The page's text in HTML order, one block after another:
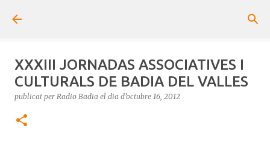
XXXIII JORNADAS ASSOCIATIVES I
CULTURALS DE BADIA DEL VALLES
publicat per Radio Badia el dia d’octubre 16, 2012